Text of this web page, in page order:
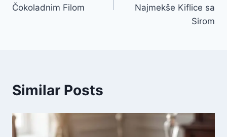
Čokoladnim Filom
Najmekše Kiflice sa
Sirom
Similar Posts